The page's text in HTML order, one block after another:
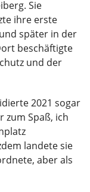
Sie
ihre erste
später in der
beschäftigte
und der
2021 sogar
zum Spaß, ich
landete sie
aber als